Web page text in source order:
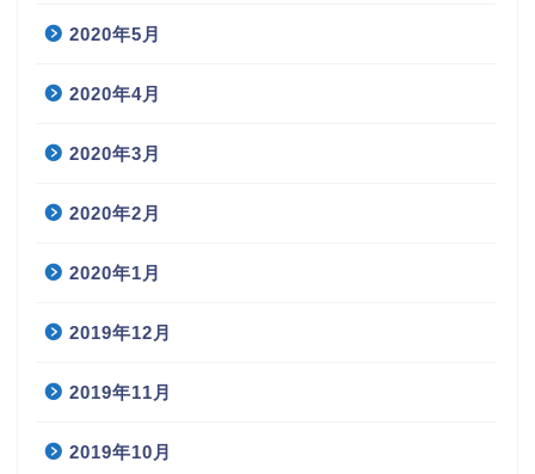
2020年5月
2020年4月
2020年3月
2020年2月
2020年1月
2019年12月
2019年11月
2019年10月